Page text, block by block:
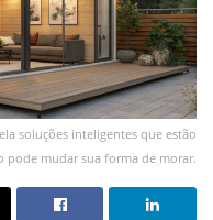
soluções inteligentes que estão
pode mudar sua forma de morar.